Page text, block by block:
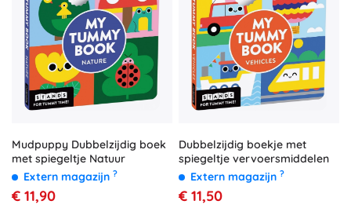
Mudpuppy Dubbelzijdig boek
met spiegeltje Natuur
Extern magazijn ?
€ 11,90
Dubbelzijdig boekje met
spiegeltje vervoersmiddelen
Extern magazijn ?
€ 11,50